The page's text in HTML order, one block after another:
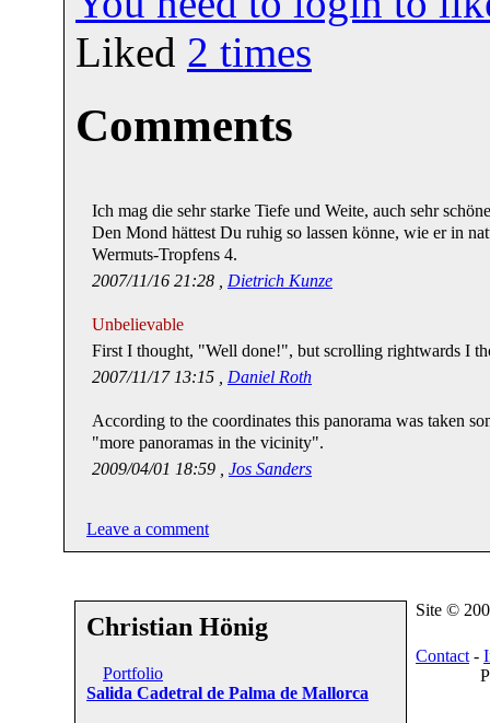
Liked 2 times
Comments
Ich mag die sehr starke Tiefe und Weite, auch sehr
Den Mond hättest Du ruhig so lassen könne, wie er in
Wermuts-Tropfens 4.
2007/11/16 21:28 , Dietrich Kunze
Unbelievable
First I thought, "Well done!", but scrolling rightwards I
2007/11/17 13:15 , Daniel Roth
According to the coordinates this panorama was taken
"more panoramas in the vicinity".
2009/04/01 18:59 , Jos Sanders
Leave a comment
Christian Hönig
Portfolio
Salida Cadetral de Palma de Mallorca
Site ©
Contact -